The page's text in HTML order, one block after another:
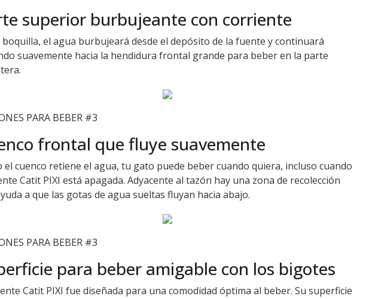
superior burbujeante con corriente
boquilla, el agua burbujeará desde el depósito de la fuente y continuará
suavemente hacia la hendidura frontal grande para beber en la parte
PARA BEBER #3
frontal que fluye suavemente
el cuenco retiene el agua, tu gato puede beber cuando quiera, incluso cuando
Catit PIXI está apagada. Adyacente al tazón hay una zona de recolección
a que las gotas de agua sueltas fluyan hacia abajo.
PARA BEBER #3
para beber amigable con los bigotes
Catit PIXI fue diseñada para una comodidad óptima al beber. Su superficie